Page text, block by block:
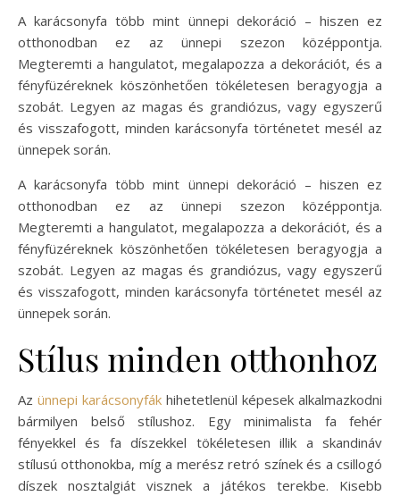
A karácsonyfa több mint ünnepi dekoráció – hiszen ez
otthonodban ez az ünnepi szezon középpontja.
Megteremti a hangulatot, megalapozza a dekorációt, és a
fényfüzéreknek köszönhetően tökéletesen beragyogja a
szobát. Legyen az magas és grandiózus, vagy egyszerű
és visszafogott, minden karácsonyfa történetet mesél az
ünnepek során.
A karácsonyfa több mint ünnepi dekoráció – hiszen ez
otthonodban ez az ünnepi szezon középpontja.
Megteremti a hangulatot, megalapozza a dekorációt, és a
fényfüzéreknek köszönhetően tökéletesen beragyogja a
szobát. Legyen az magas és grandiózus, vagy egyszerű
és visszafogott, minden karácsonyfa történetet mesél az
ünnepek során.
Stílus minden otthonhoz
Az ünnepi karácsonyfák hihetetlenül képesek alkalmazkodni
bármilyen belső stílushoz. Egy minimalista fa fehér
fényekkel és fa díszekkel tökéletesen illik a skandináv
stílusú otthonokba, míg a merész retró színek és a csillogó
díszek nosztalgiát visznek a játékos terekbe. Kisebb